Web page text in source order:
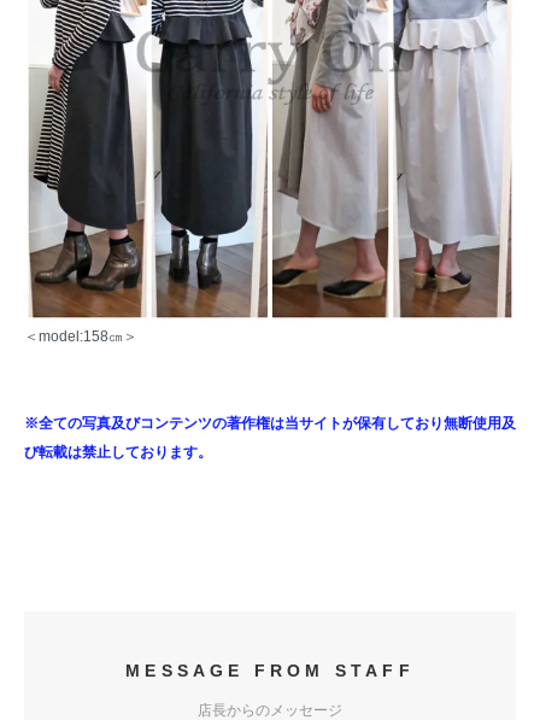
＜model:158㎝＞
※全ての写真及びコンテンツの著作権は当サイトが保有しており無断使用及
び転載は禁止しております。
MESSAGE FROM STAFF
店長からのメッセージ